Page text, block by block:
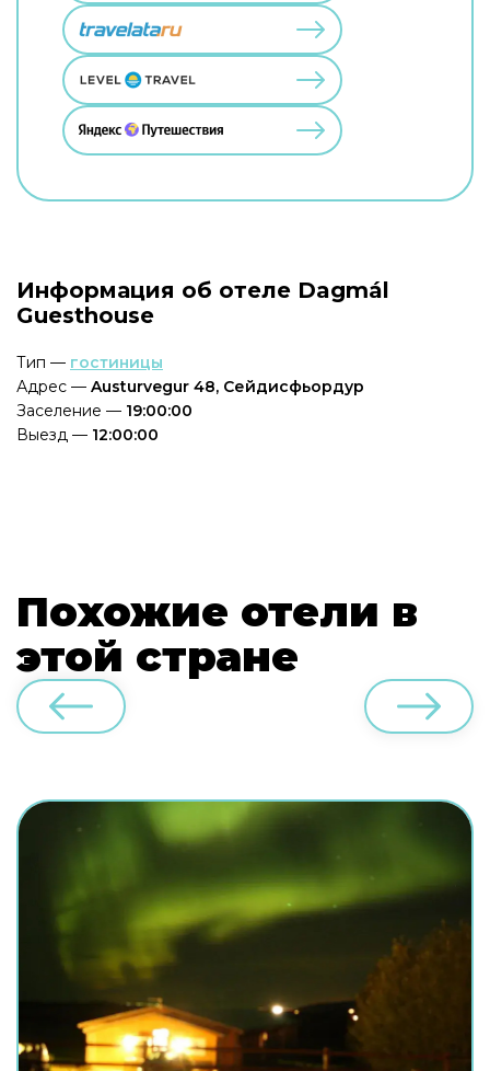
Информация об отеле Dagmál
Guesthouse
Тип — гостиницы
Адрес — Austurvegur 48, Сейдисфьордур
Заселение — 19:00:00
Выезд — 12:00:00
Похожие отели в
этой стране